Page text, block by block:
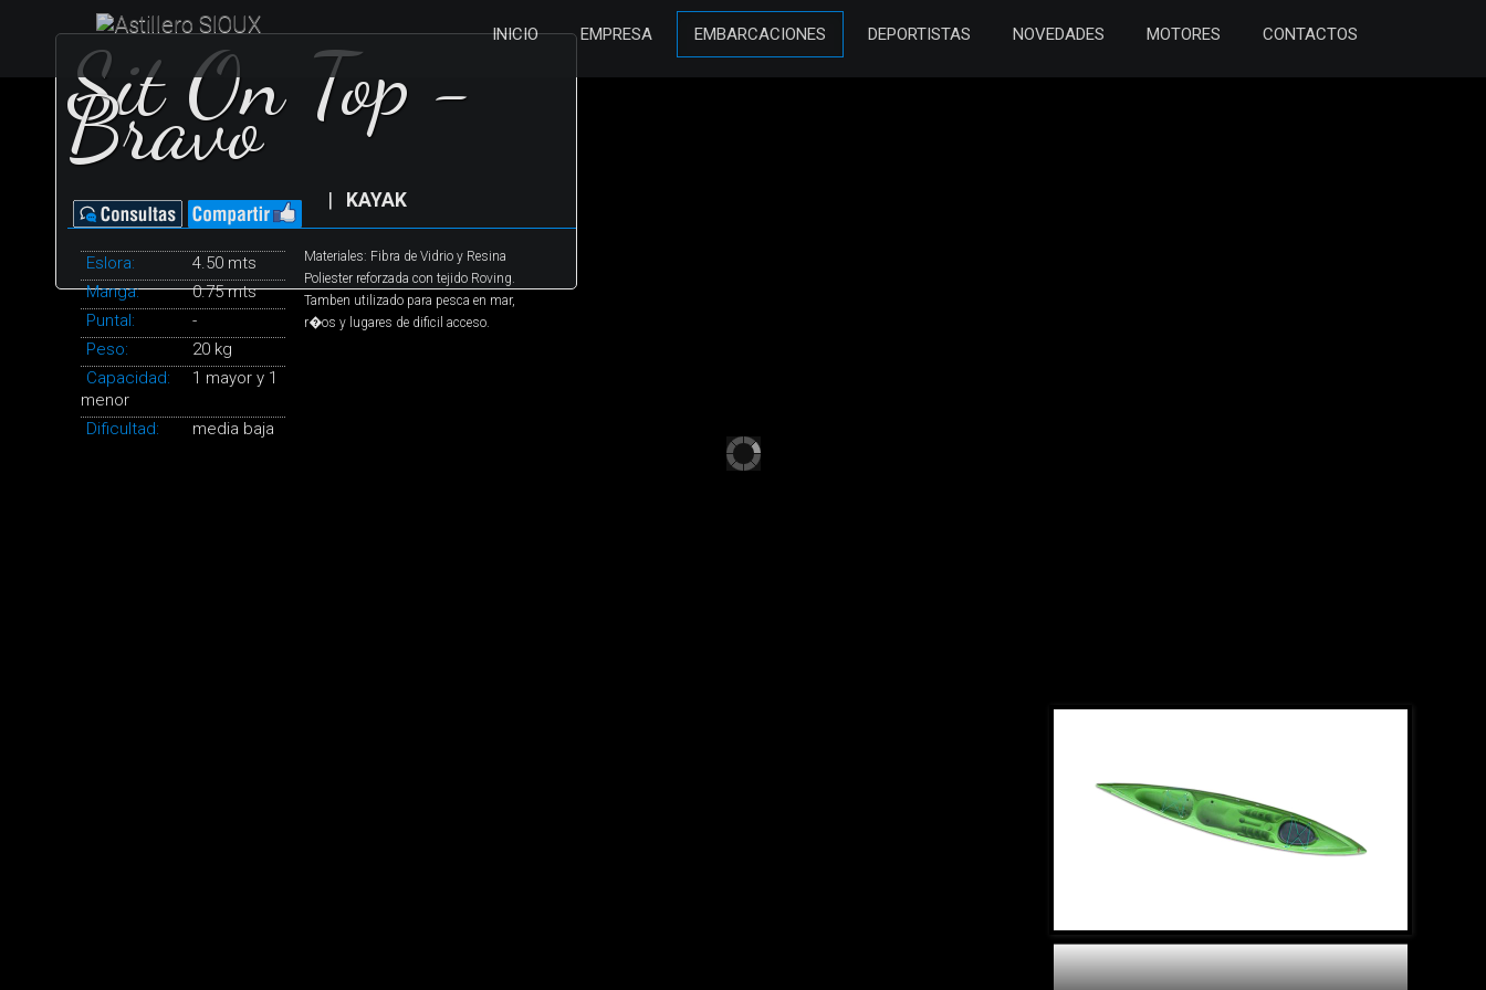
INICIO EMPRESA EMBARCACIONES DEPORTISTAS NOVEDADES MOTORES CONTACTOS
Sit On Top -
Bravo
KAYAK
Eslora:
4.50 mts
Manga:
0.75 mts
Puntal:
-
Peso:
20 kg
Capacidad:
1 mayor y 1
menor
Dificultad:
media baja
Materiales: Fibra de Vidrio y Resina
Poliester reforzada con tejido Roving.
Tamben utilizado para pesca en mar,
r�os y lugares de dificil acceso.